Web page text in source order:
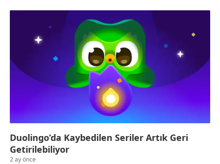
Duolingo’da Kaybedilen Seriler Artık Geri
Getirilebiliyor
2 ay önce